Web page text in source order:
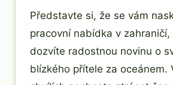
Představte si, že se vám
pracovní nabídka v zahraničí,
dozvíte radostnou novinu o
blízkého přítele za oceánem.